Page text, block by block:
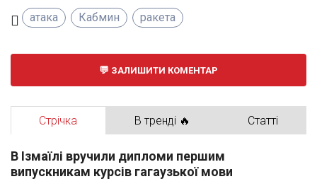
атака Кабмин ракета
ЗАЛИШИТИ КОМЕНТАР
Стрічка В тренді 🔥 Статті
В Ізмаїлі вручили дипломи першим
випускникам курсів гагаузької мови